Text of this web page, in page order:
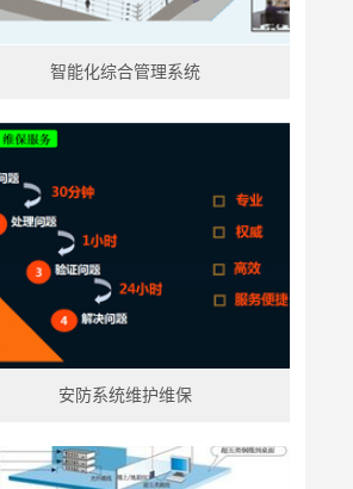
智能化综合管理系统
安防系统维护维保